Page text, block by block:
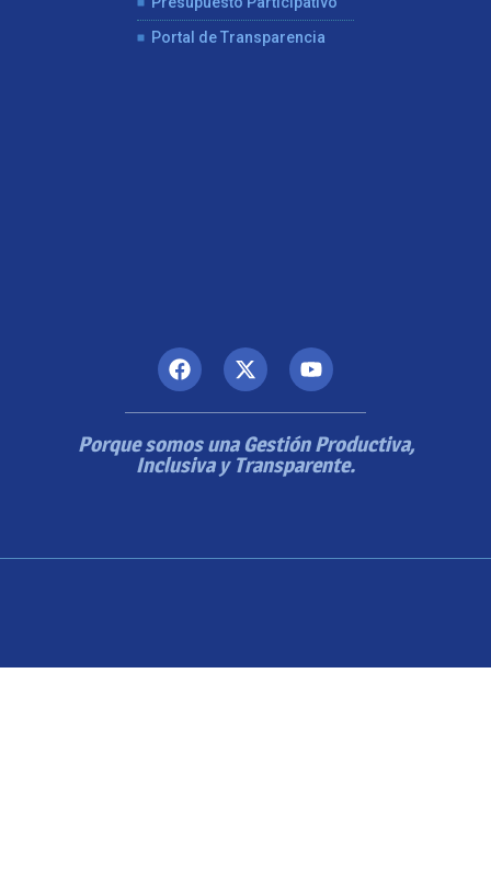
Portal de Transparencia
Porque somos una Gestión Productiva,
Inclusiva y Transparente.